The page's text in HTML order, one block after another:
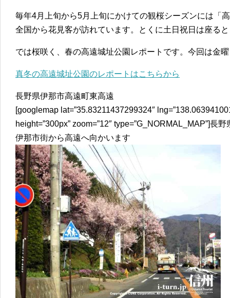
毎年4月上旬から5月上旬にかけての観桜シーズンには「
全国から花見客が訪れています。とくに土日祝日は座る
では桜咲く、春の高遠城址公園レポートです。今回は金
真冬の高遠城址公園のレポートはこちらから
長野県伊那市高遠町東高遠
[googlemap lat=”35.83211437299324″
height=”300px” zoom=”12″ type=”G_NORMAL_MAP”]長
伊那市街から高遠へ向かいます